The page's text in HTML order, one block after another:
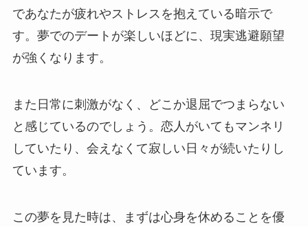
であなたが疲れやストレスを抱えている暗示で
す。夢でのデートが楽しいほどに、現実逃避願望
が強くなります。
また日常に刺激がなく、どこか退屈でつまらない
と感じているのでしょう。恋人がいてもマンネリ
していたり、会えなくて寂しい日々が続いたりし
ています。
この夢を見た時は、まずは心身を休めることを優